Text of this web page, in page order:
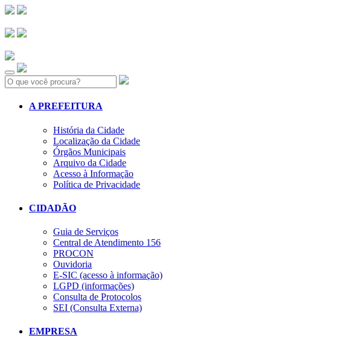
Search:
A PREFEITURA
História da Cidade
Localização da Cidade
Órgãos Municipais
Arquivo da Cidade
Acesso à Informação
Política de Privacidade
CIDADÃO
Guia de Serviços
Central de Atendimento 156
PROCON
Ouvidoria
E-SIC (acesso à informação)
LGPD (informações)
Consulta de Protocolos
SEI (Consulta Externa)
EMPRESA